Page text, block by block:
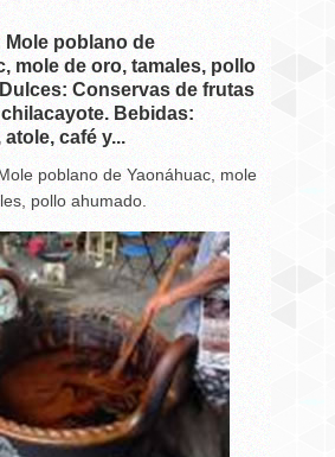
poblano de
mole de oro, tamales, pollo
Conservas de frutas
Bebidas:
café y...
poblano de Yaonáhuac, mole
pollo ahumado.